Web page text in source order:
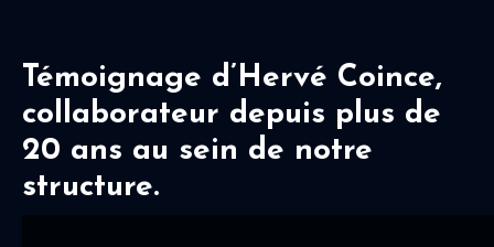
Témoignage d’Hervé Coince,
collaborateur depuis plus de
20 ans au sein de notre
structure.